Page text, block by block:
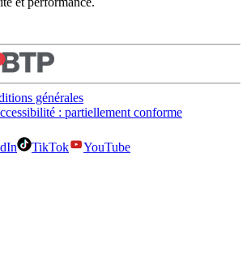
générales
: partiellement conforme
TikTok
YouTube